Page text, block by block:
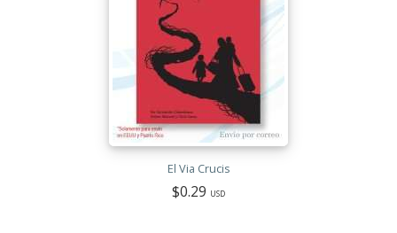
El Via Crucis
$0.29 USD